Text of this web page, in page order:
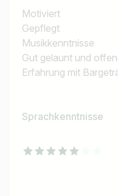
Motiviert
Gepflegt
Musikkenntnisse
Gut gelaunt und
Erfahrung mit
Sprachkenntnisse